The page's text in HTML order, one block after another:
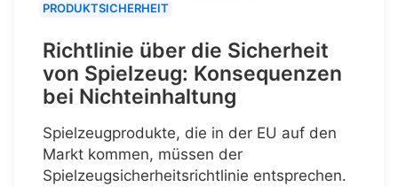
PRODUKTSICHERHEIT
Richtlinie über die Sicherheit
von Spielzeug: Konsequenzen
bei Nichteinhaltung
Spielzeugprodukte, die in der EU auf den
Markt kommen, müssen der
Spielzeugsicherheitsrichtlinie entsprechen.